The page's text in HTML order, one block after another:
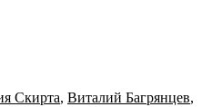
Скирта, Виталий Багрянцев,